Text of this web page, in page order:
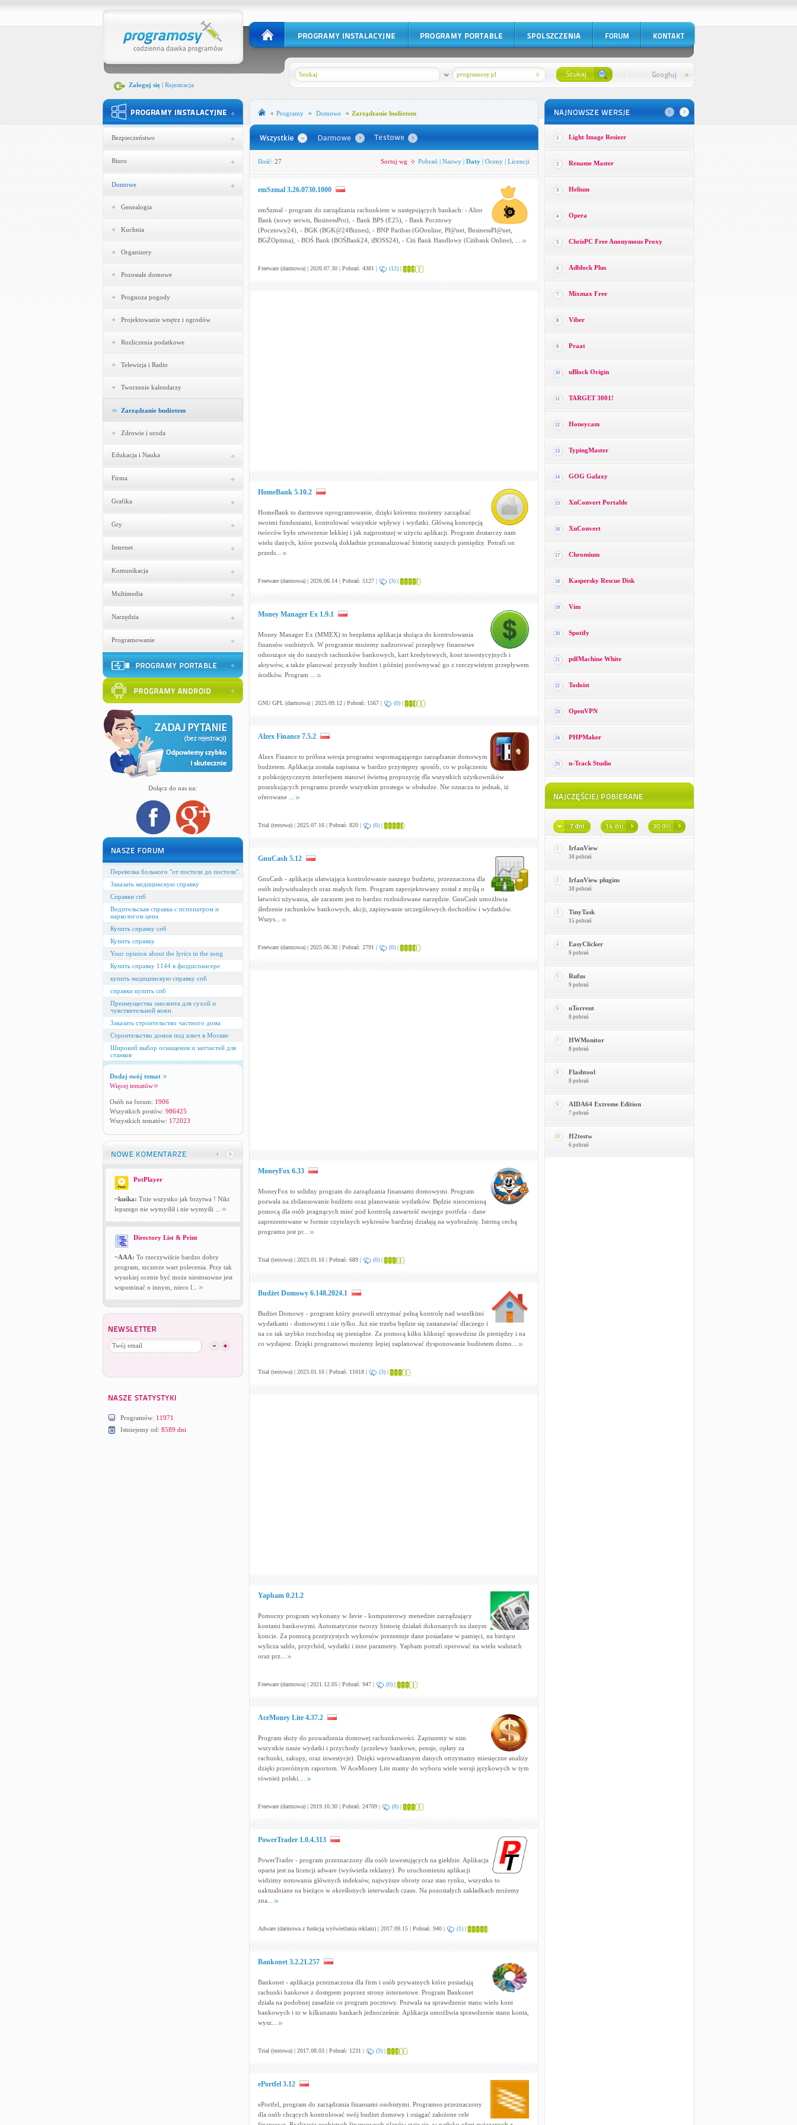
Zaloguj się| Rejestracja
programosy.pl
w
Bezpieczeństwo
Biuro
Domowe
Genealogia
Kuchnia
Organizery
Pozostałe domowe
Prognoza pogody
Projektowanie wnętrz i ogrodów
Rozliczenia podatkowe
Telewizja i Radio
Tworzenie kalendarzy
Zarządzanie budżetem
Zdrowie i uroda
Edukacja i Nauka
Firma
Grafika
Gry
Internet
Komunikacja
Multimedia
Narzędzia
Programowanie
Dołącz do nas na:
Перевозка больного "от постели до постели".
Заказать медицинскую справку
Справки спб
Водительская справка с психиатром и
наркологом цена
Купить справку спб
Купить справку
Your opinion about the lyrics in the song
Купить справку 1144 в физдиспансере
купить медицинскую справку спб
справки купить спб
Преимущества эмолента для сухой и
чувствительной кожи
Заказать строительство частного дома
Строительство домов под ключ в Москве
Широкий выбор оснащения и запчастей для
станков
Dodaj swój temat
Więcej tematów
Osób na forum: 1906
Wszystkich postów: 986425
Wszystkich tematów: 172023
PotPlayer
~kuśka: Tnie wszystko jak brzytwa ! Nikt
lepszego nie wymyślił i nie wymyśli ...
Directory List & Print
~AAA: To rzeczywiście bardzo dobry
program, szczerze wart polecenia. Przy tak
wysokiej ocenie być może niestosowne jest
wspominać o innym, nieco l...
Programów: 11971
Istniejemy od: 8589 dni
Programy Domowe Zarządzanie budżetem
Ilość: 27 Sortuj wg Pobrań | Nazwy| Daty| Oceny| Licencji
emSzmal 3.26.0730.1000
emSzmal - program do zarządzania rachunkiem w następujących bankach: - Alior
Bank (nowy serwis, BusinessPro), - Bank BPS (E25), - Bank Pocztowy
(Pocztowy24), - BGK (BGK@24Biznes), - BNP Paribas (GOonline, Pl@net, BusinessPl@net,
BGŻOptima), - BOŚ Bank (BOŚBank24, iBOSS24), - Citi Bank Handlowy (Citibank Online), ...
Freeware (darmowa) | 2026.07.30 | Pobrań: 4381 | (12)|
HomeBank 5.10.2
HomeBank to darmowe oprogramowanie, dzięki któremu możemy zarządzać
swoimi funduszami, kontrolować wszystkie wpływy i wydatki. Główną koncepcją
twórców było utworzenie lekkiej i jak najprostszej w użyciu aplikacji. Program dostarczy nam
wielu danych, które pozwolą dokładnie przeanalizować historię naszych pieniędzy. Potrafi on
przeds...
Freeware (darmowa) | 2026.06.14 | Pobrań: 5127 | (3)|
Money Manager Ex 1.9.1
Money Manager Ex (MMEX) to bezpłatna aplikacja służąca do kontrolowania
finansów osobistych. W programie możemy nadzorować przepływy finansowe
odnoszące się do naszych rachunków bankowych, kart kredytowych, kont inwestycyjnych i
aktywów, a także planować przyszły budżet i później porównywać go z rzeczywistym przepływem
środków. Program ...
GNU GPL (darmowa) | 2025.09.12 | Pobrań: 1567 | (0)|
Alzex Finance 7.5.2
Alzex Finance to próbna wersja programu wspomagającego zarządzanie domowym
budżetem. Aplikacja została napisana w bardzo przystępny sposób, co w połączeniu
z polskojęzycznym interfejsem stanowi świetną propozycję dla wszystkich użytkowników
poszukujących programu przede wszystkim prostego w obsłudze. Nie oznacza to jednak, iż
oferowane ...
Trial (testowa) | 2025.07.16 | Pobrań: 820 | (0)|
GnuCash 5.12
GnuCash - aplikacja ułatwiająca kontrolowanie naszego budżetu, przeznaczona dla
osób indywidualnych oraz małych firm. Program zaprojektowany został z myślą o
łatwości używania, ale zarazem jest to bardzo rozbudowane narzędzie. GnuCash umożliwia
śledzenie rachunków bankowych, akcji, zapisywanie szczegółowych dochodów i wydatków.
Wszys...
Freeware (darmowa) | 2025.06.30 | Pobrań: 2791 | (0)|
MoneyFox 6.33
MoneyFox to solidny program do zarządzania finansami domowymi. Program
pozwala na zbilansowanie budżetu oraz planowanie wydatków. Będzie nieocenioną
pomocą dla osób pragnących mieć pod kontrolą zawartość swojego portfela - dane
zaprezentowane w formie czytelnych wykresów bardziej działają na wyobraźnię. Istotną cechą
programu jest pr...
Trial (testowa) | 2023.01.16 | Pobrań: 689 | (0)|
Budżet Domowy 6.148.2024.1
Budżet Domowy - program który pozwoli utrzymać pełną kontrolę nad wszelkimi
wydatkami - domowymi i nie tylko. Już nie trzeba będzie się zastanawiać dlaczego i
na co tak szybko rozchodzą się pieniądze. Za pomocą kilku kliknięć sprawdzisz ile pieniędzy i na
co wydajesz. Dzięki programowi możemy lepiej zaplanować dysponowanie budżetem domo...
Trial (testowa) | 2023.01.16 | Pobrań: 11618 | (3)|
Yapbam 0.21.2
Pomocny program wykonany w Javie - komputerowy menedżer zarządzający
kontami bankowymi. Automatyczne tworzy historię działań dokonanych na danym
koncie. Za pomocą przejrzystych wykresów prezentuje dane posiadane w pamięci, na bieżąco
wylicza saldo, przychód, wydatki i inne parametry. Yapbam potrafi operować na wielu walutach
oraz prz...
Freeware (darmowa) | 2021.12.05 | Pobrań: 947 | (0)|
AceMoney Lite 4.37.2
Program służy do prowadzenia domowej rachunkowości. Zapiszemy w nim
wszystkie nasze wydatki i przychody (przelewy bankowe, pensje, opłaty za
rachunki, zakupy, oraz inwestycje). Dzięki wprowadzanym danych otrzymamy miesięczne analizy
dzięki przeróżnym raportom. W AceMoney Lite mamy do wyboru wiele wersji językowych w tym
również polski....
Freeware (darmowa) | 2019.10.30 | Pobrań: 24709 | (8)|
PowerTrader 1.0.4.313
PowerTrader - program przeznaczony dla osób inwestujących na giełdzie. Aplikacja
oparta jest na licencji adware (wyświetla reklamy). Po uruchomieniu aplikacji
widzimy notowania głównych indeksów, najwyższe obroty oraz stan rynku, wszystko to
uaktualniane na bieżąco w określonych interwałach czasu. Na pozostałych zakładkach możemy
zna...
Adware (darmowa z funkcją wyświetlania reklam) | 2017.09.15 | Pobrań: 940 | (1)|
Bankonet 3.2.21.257
Bankonet - aplikacja przeznaczona dla firm i osób prywatnych które posiadają
rachunki bankowe z dostępem poprzez strony internetowe. Program Bankonet
działa na podobnej zasadzie co program pocztowy. Pozwala na sprawdzenie stanu wielu kont
bankowych i to w kilkunastu bankach jednocześnie. Aplikacja umożliwia sprawdzenie stanu konta,
wysz...
Trial (testowa) | 2017.08.03 | Pobrań: 1231 | (3)|
ePortfel 3.12
ePortfel, program do zarządzania finansami osobistymi. Programos przeznaczony
dla osób chcących kontrolować swój budżet domowy i osiągać założone cele
1 Light Image Resizer
2 Rename Master
3 Helium
4 Opera
5 ChrisPC Free Anonymous Proxy
6 Adblock Plus
7 Mixmax Free
8 Viber
9 Praat
10 uBlock Origin
11 TARGET 3001!
12 Honeycam
13 TypingMaster
14 GOG Galaxy
15 XnConvert Portable
16 XnConvert
17 Chromium
18 Kaspersky Rescue Disk
19 Vim
20 Spotify
21 pdfMachine White
22 Todoist
23 OpenVPN
24 PHPMaker
25 n-Track Studio
1 IrfanView
38 pobrań
2 IrfanView plugins
38 pobrań
3 TinyTask
15 pobrań
4 EasyClicker
9 pobrań
5 Rufus
9 pobrań
6 uTorrent
8 pobrań
7 HWMonitor
8 pobrań
8 Flashtool
8 pobrań
9 AIDA64 Extreme Edition
7 pobrań
10 H2testw
6 pobrań